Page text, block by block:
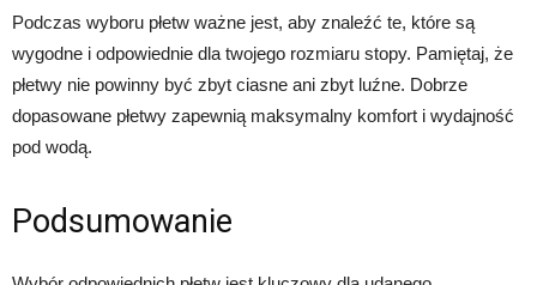
Podczas wyboru płetw ważne jest, aby znaleźć te, które są
wygodne i odpowiednie dla twojego rozmiaru stopy. Pamiętaj, że
płetwy nie powinny być zbyt ciasne ani zbyt luźne. Dobrze
dopasowane płetwy zapewnią maksymalny komfort i wydajność
pod wodą.
Podsumowanie